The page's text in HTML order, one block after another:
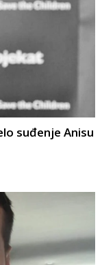
suđenje Anisu